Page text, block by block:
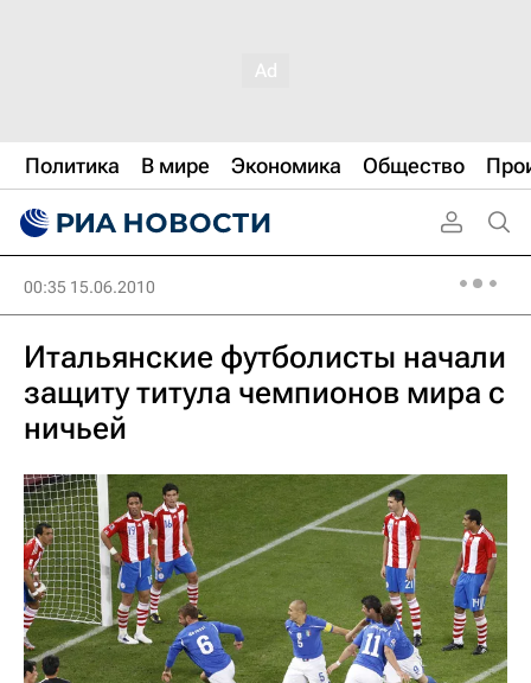
Политика В мире Экономика Общество
00:35 15.06.2010
Итальянские футболисты начали
защиту титула чемпионов мира с
ничьей